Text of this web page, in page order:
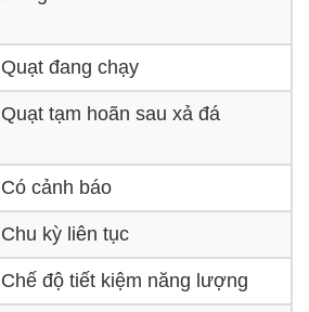
Quạt đang chạy
Quạt tạm hoãn sau xả đá
Có cảnh báo
Chu kỳ liên tục
Chế độ tiết kiệm năng lượng